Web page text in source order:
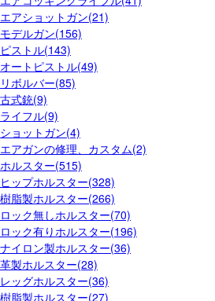
エアショットガン(21)
モデルガン(156)
ピストル(143)
オートピストル(49)
リボルバー(85)
古式銃(9)
ライフル(9)
ショットガン(4)
エアガンの修理、カスタム(2)
ホルスター(515)
ヒップホルスター(328)
樹脂製ホルスター(266)
ロック無しホルスター(70)
ロック有りホルスター(196)
ナイロン製ホルスター(36)
革製ホルスター(28)
レッグホルスター(36)
樹脂製ホルスター(27)